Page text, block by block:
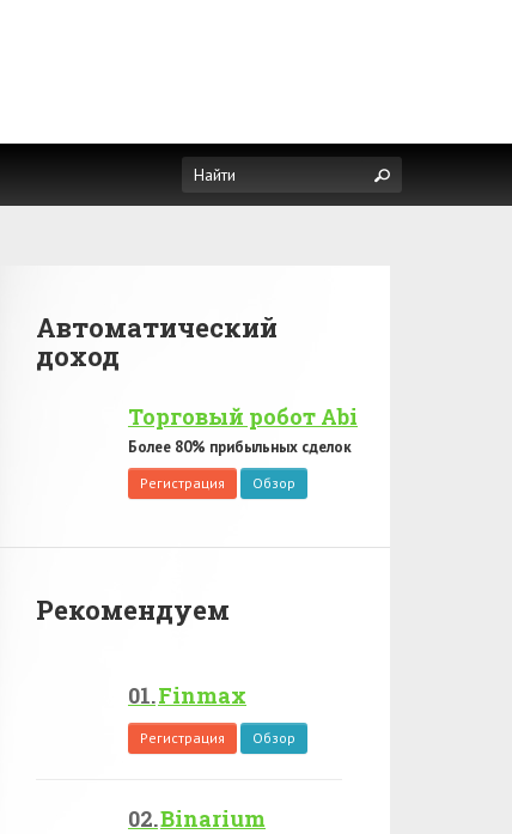
Автоматический
доход
Торговый робот Abi
Более 80% прибыльных сделок
Регистрация Обзор
Рекомендуем
Finmax
Регистрация Обзор
Binarium